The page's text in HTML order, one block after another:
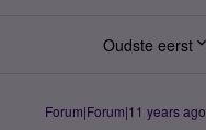
Oudste eerst
Forum|Forum|11 years ago